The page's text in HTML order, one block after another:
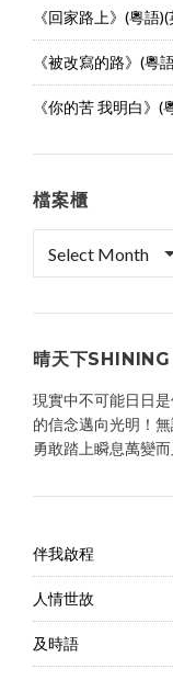
《回家路上》(粵語
《被改寫的路》(粵
《你的苦 我明白》(
檔案櫃
晴天下
現實中不可能日日
的信念邁向光明！
勇敢踏上瞬息萬變
伴我啟程
人情世故
及時語